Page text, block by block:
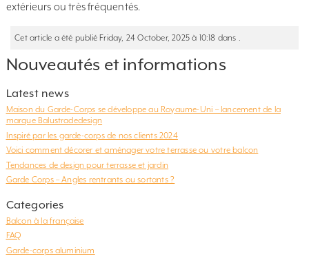
extérieurs ou très fréquentés.
Cet article a été publié Friday, 24 October, 2025 à 10:18 dans .
Nouveautés et informations
Latest news
Maison du Garde-Corps se développe au Royaume-Uni – lancement de la
marque Balustradedesign
Inspiré par les garde-corps de nos clients 2024
Voici comment décorer et aménager votre terrasse ou votre balcon
Tendances de design pour terrasse et jardin
Garde Corps – Angles rentrants ou sortants ?
Categories
Balcon à la française
FAQ
Garde-corps aluminium